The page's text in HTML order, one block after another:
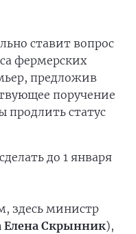
ставит вопрос
фермерских
предложив
поручение
продлить статус
до 1 января
здесь министр
Елена Скрынник),